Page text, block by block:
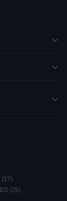
(17)
(25)